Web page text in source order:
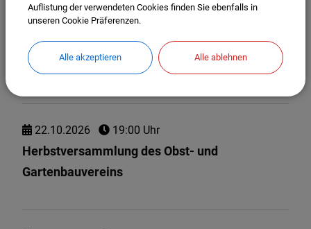
13.10.2026 19:00 Uhr
Bauausschusssitzung
22.10.2026 19:00 Uhr
Herbstversammlung des Obst- und
Gartenbauvereins
Auflistung der verwendeten Cookies finden Sie ebenfalls in
unseren Cookie Präferenzen.
Alle akzeptieren Alle ablehnen